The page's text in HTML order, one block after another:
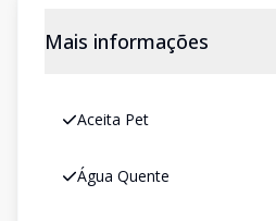
Mais informações
Aceita Pet
Água Quente